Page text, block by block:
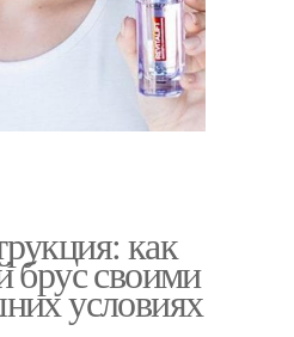
как
брус своими
условиях